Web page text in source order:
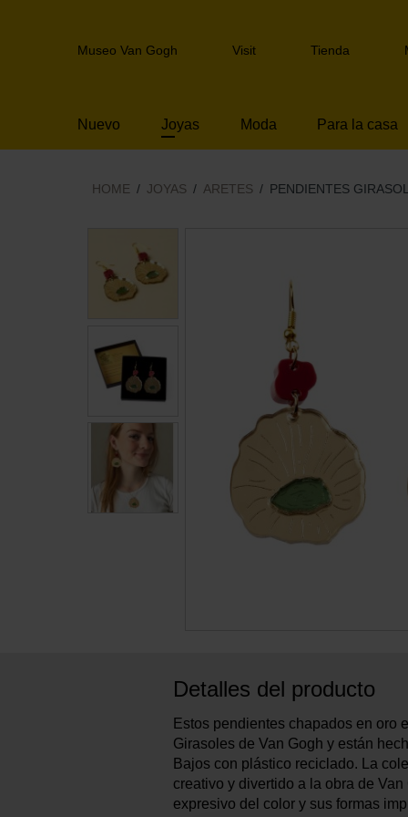
to
Header
Museo Van Gogh Visit Tienda
Nuevo Joyas Moda Para la casa
HOME JOYAS ARETES PENDIENTES
Detalles del producto
Estos pendientes chapados en oro
Girasoles de Van Gogh y están
Bajos con plástico reciclado. La
creativo y divertido a la obra de Van
expresivo del color y sus formas